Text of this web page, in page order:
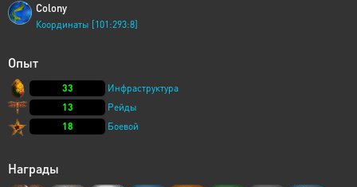
Colony
Координаты [101:293:8]
Опыт
33
Инфраструктура
13
Рейды
18
Боевой
Награды